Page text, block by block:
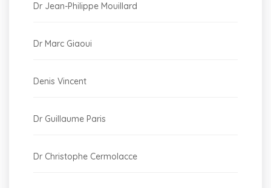
Dr Jean-Philippe Mouillard
Dr Marc Giaoui
Denis Vincent
Dr Guillaume Paris
Dr Christophe Cermolacce